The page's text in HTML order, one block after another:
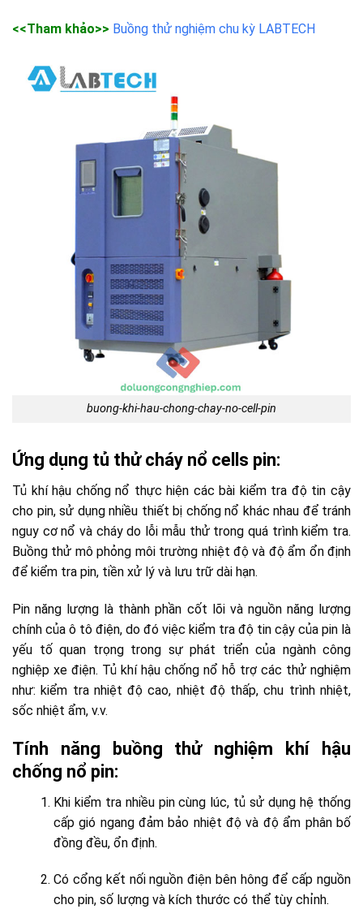
<<Tham khảo>> Buồng thử nghiệm chu kỳ LABTECH
buong-khi-hau-chong-chay-no-cell-pin
Ứng dụng tủ thử cháy nổ cells pin:
Tủ khí hậu chống nổ thực hiện các bài kiểm tra độ tin cậy
cho pin, sử dụng nhiều thiết bị chống nổ khác nhau để tránh
nguy cơ nổ và cháy do lỗi mẫu thử trong quá trình kiểm tra.
Buồng thử mô phỏng môi trường nhiệt độ và độ ẩm ổn định
để kiểm tra pin, tiền xử lý và lưu trữ dài hạn.
Pin năng lượng là thành phần cốt lõi và nguồn năng lượng
chính của ô tô điện, do đó việc kiểm tra độ tin cậy của pin là
yếu tố quan trọng trong sự phát triển của ngành công
nghiệp xe điện. Tủ khí hậu chống nổ hỗ trợ các thử nghiệm
như: kiểm tra nhiệt độ cao, nhiệt độ thấp, chu trình nhiệt,
sốc nhiệt ẩm, v.v.
Tính năng buồng thử nghiệm khí hậu
chống nổ pin:
Khi kiểm tra nhiều pin cùng lúc, tủ sử dụng hệ thống
cấp gió ngang đảm bảo nhiệt độ và độ ẩm phân bố
đồng đều, ổn định.
Có cổng kết nối nguồn điện bên hông để cấp nguồn
cho pin, số lượng và kích thước có thể tùy chỉnh.